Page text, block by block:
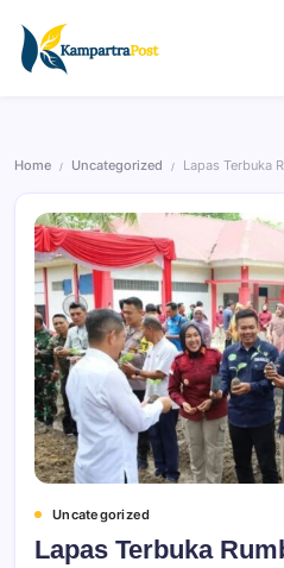
Home / Uncategorized / Lapas Terbuka
Uncategorized
Lapas Terbuka